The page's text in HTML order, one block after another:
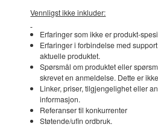
Vennligst ikke inkluder:
Erfaringer som ikke er produkt-
Erfaringer i forbindelse med
aktuelle produktet.
Spørsmål om produktet eller
skrevet en anmeldelse. Dette er
Linker, priser, tilgjengelighet eller
informasjon.
Referanser til konkurrenter
Støtende/ufin ordbruk.